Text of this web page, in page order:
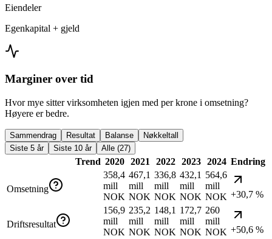
Eiendeler
Egenkapital + gjeld
Marginer over tid
Hvor mye sitter virksomheten igjen med per krone i omsetning?
Høyere er bedre.
Sammendrag Resultat Balanse
Nøkkeltall
Siste 5 år
Siste 10 år Alle (27)
Trend 2020 2021 2022 2023 2024 Endring
Omsetning
358,4
mill
NOK
467,1
mill
NOK
336,8
mill
NOK
432,1
mill
NOK
564,6
mill
NOK +30,7 %
Driftsresultat
156,9
mill
NOK
235,2
mill
NOK
148,1
mill
NOK
172,7
mill
NOK
260
mill
NOK +50,6 %